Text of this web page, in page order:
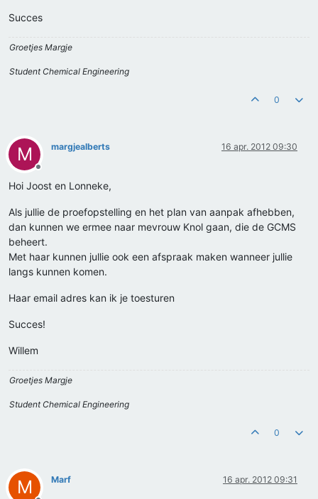
Succes
Groetjes Margje
Student Chemical Engineering
0
M
Offline
margjealberts 16 apr. 2012 09:30
Hoi Joost en Lonneke,
Als jullie de proefopstelling en het plan van aanpak afhebben,
dan kunnen we ermee naar mevrouw Knol gaan, die de GCMS
beheert.
Met haar kunnen jullie ook een afspraak maken wanneer jullie
langs kunnen komen.
Haar email adres kan ik je toesturen
Succes!
Willem
Groetjes Margje
Student Chemical Engineering
0
M Marf 16 apr. 2012 09:31